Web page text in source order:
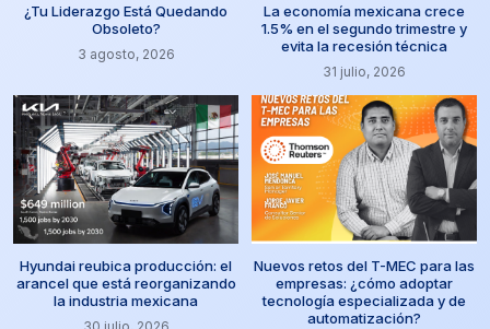
¿Tu Liderazgo Está Quedando
Obsoleto?
3 agosto, 2026
La economía mexicana crece
1.5% en el segundo trimestre y
evita la recesión técnica
31 julio, 2026
Hyundai reubica producción: el
arancel que está reorganizando
la industria mexicana
Nuevos retos del T-MEC para las
empresas: ¿cómo adoptar
tecnología especializada y de
automatización?